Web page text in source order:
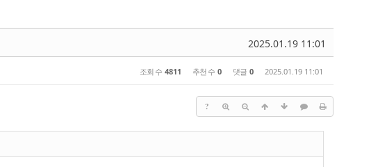
2025.01.19 11:01
조회 수 4811 추천 수 0 댓글 0 2025.01.19 11:01
?